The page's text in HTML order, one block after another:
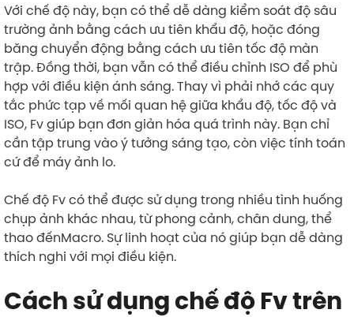
Với chế độ này, bạn có thể dễ dàng kiểm soát độ sâu
trường ảnh bằng cách ưu tiên khẩu độ, hoặc đóng
băng chuyển động bằng cách ưu tiên tốc độ màn
trập. Đồng thời, bạn vẫn có thể điều chỉnh ISO để phù
hợp với điều kiện ánh sáng. Thay vì phải nhớ các quy
tắc phức tạp về mối quan hệ giữa khẩu độ, tốc độ và
ISO, Fv giúp bạn đơn giản hóa quá trình này. Bạn chỉ
cần tập trung vào ý tưởng sáng tạo, còn việc tính toán
cứ để máy ảnh lo.
Chế độ Fv có thể được sử dụng trong nhiều tình huống
chụp ảnh khác nhau, từ phong cảnh, chân dung, thể
thao đếnMacro. Sự linh hoạt của nó giúp bạn dễ dàng
thích nghi với mọi điều kiện.
Cách sử dụng chế độ Fv trên